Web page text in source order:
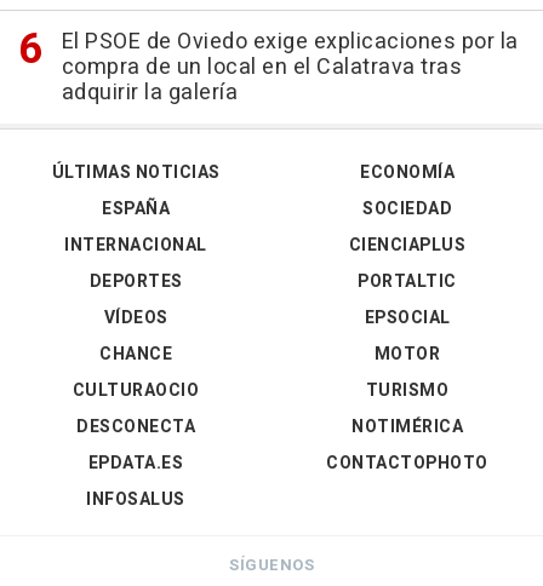
El PSOE de Oviedo exige explicaciones por la
compra de un local en el Calatrava tras
adquirir la galería
ÚLTIMAS NOTICIAS
ESPAÑA
INTERNACIONAL
DEPORTES
VÍDEOS
ECONOMÍA
SOCIEDAD
CIENCIAPLUS
PORTALTIC
EPSOCIAL
CHANCE
CULTURAOCIO
DESCONECTA
EPDATA.ES
INFOSALUS
MOTOR
TURISMO
NOTIMÉRICA
CONTACTOPHOTO
SÍGUENOS